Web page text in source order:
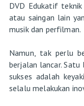
DVD Edukatif teknik
atau saingan lain
musik dan perfilman.
Namun, tak perlu
berjalan lancar. Satu
sukses adalah
selalu melakukan